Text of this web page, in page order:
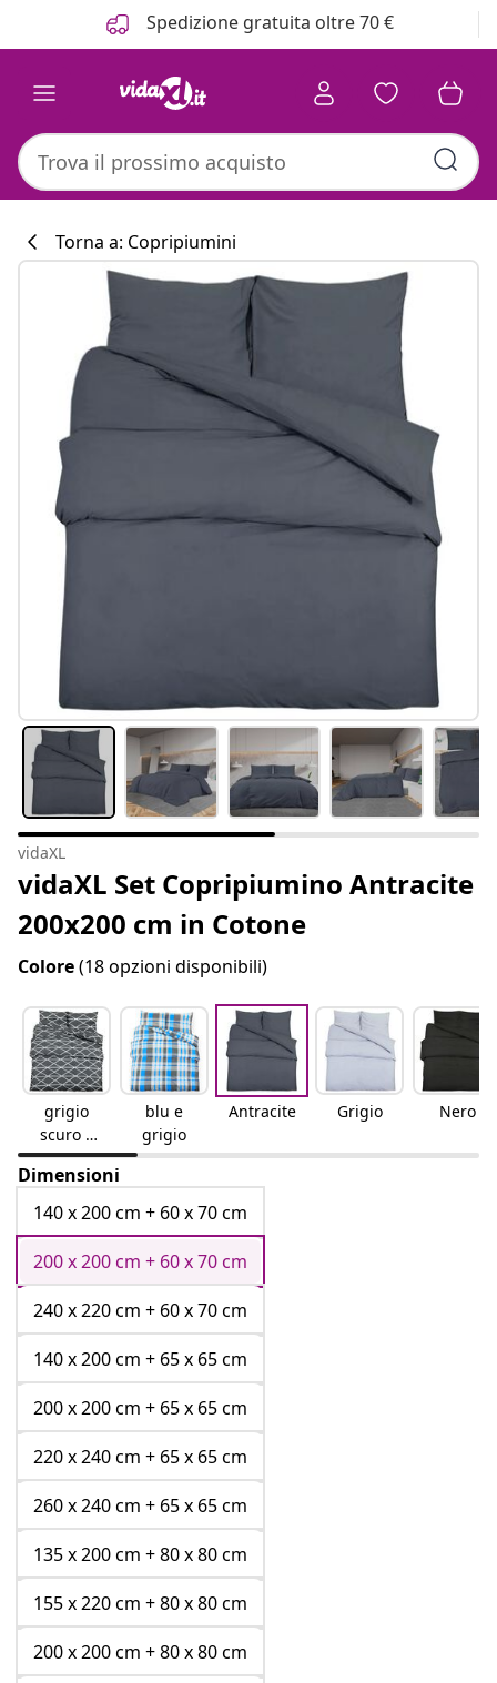
Spedizione gratuita oltre 70 €
Torna a: Copripiumini
vidaXL
vidaXL Set Copripiumino Antracite
200x200 cm in Cotone
Colore(18 opzioni disponibili)
grigio
scuro e
bianco
blu e
grigio
Antracite Grigio Nero
Dimensioni
140 x 200 cm + 60 x 70 cm
200 x 200 cm + 60 x 70 cm
240 x 220 cm + 60 x 70 cm
140 x 200 cm + 65 x 65 cm
200 x 200 cm + 65 x 65 cm
220 x 240 cm + 65 x 65 cm
260 x 240 cm + 65 x 65 cm
135 x 200 cm + 80 x 80 cm
155 x 220 cm + 80 x 80 cm
200 x 200 cm + 80 x 80 cm